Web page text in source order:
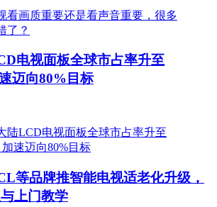
电视面板全球市占率升至
迈向80%目标
等品牌推智能电视适老化升级，
上门教学